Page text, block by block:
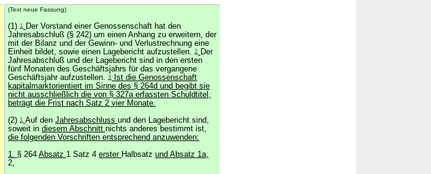
(Text neue Fassung)
(1) 1
Der Vorstand einer Genossenschaft hat den
Jahresabschluß (§ 242) um einen Anhang zu erweitern, der
mit der Bilanz und der Gewinn- und Verlustrechnung eine
Einheit bildet, sowie einen Lagebericht aufzustellen. 2
Der
Jahresabschluß und der Lagebericht sind in den ersten
fünf Monaten des Geschäftsjahrs für das vergangene
Geschäftsjahr aufzustellen. 3
Ist die Genossenschaft
kapitalmarktorientiert im Sinne des § 264d und begibt sie
nicht ausschließlich die von § 327a erfassten Schuldtitel,
beträgt die Frist nach Satz 2 vier Monate.
(2) 1 Auf den Jahresabschluss und den Lagebericht sind,
soweit in diesem Abschnitt nichts anderes bestimmt ist,
die folgenden Vorschriften entsprechend anzuwenden:
1. § 264 Absatz 1 Satz 4 erster Halbsatz und Absatz 1a,
2,